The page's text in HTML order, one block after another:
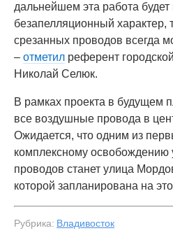
дальнейшем эта работа будет
безапелляционный характер,
срезанных проводов всегда
– отметил референт
Николай Селюк.
В рамках проекта в будущем
все воздушные провода в
Ожидается, что одним из
комплексному
проводов станет улица
которой запланирована на
Рубрика: Владивосток